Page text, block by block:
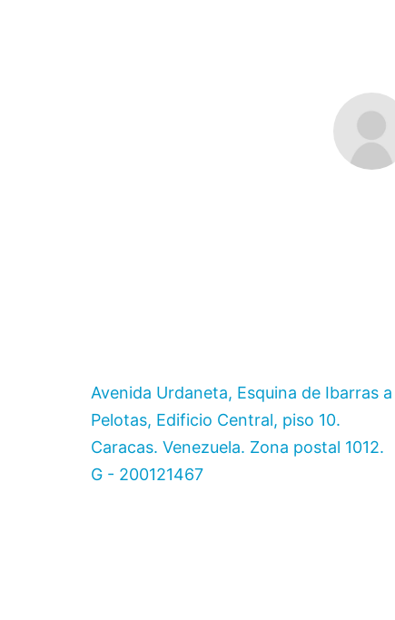
Avenida Urdaneta, Esquina de Ibarras a
Pelotas, Edificio Central, piso 10.
Caracas. Venezuela. Zona postal 1012.
G - 200121467